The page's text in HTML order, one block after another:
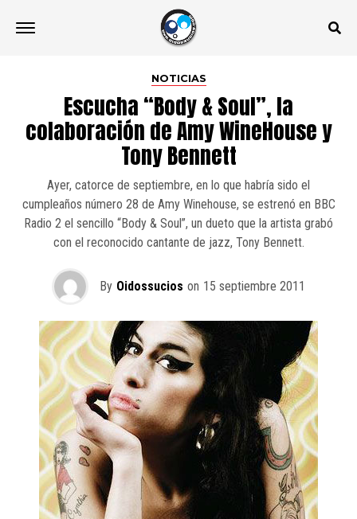
NOTICIAS
Escucha “Body & Soul”, la
colaboración de Amy WineHouse y
Tony Bennett
Ayer, catorce de septiembre, en lo que habría sido el
cumpleaños número 28 de Amy Winehouse, se estrenó en BBC
Radio 2 el sencillo “Body & Soul”, un dueto que la artista grabó
con el reconocido cantante de jazz, Tony Bennett.
By Oidossucios on 15 septiembre 2011